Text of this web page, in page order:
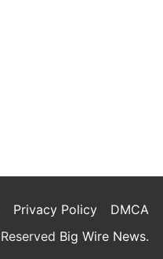
Privacy Policy
DMCA
Big Wire News.